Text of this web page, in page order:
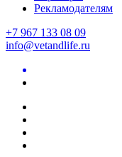
Рекламодателям
+7 967 133 08 09
info@vetandlife.ru